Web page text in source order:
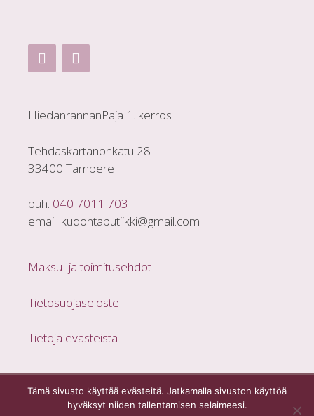
HiedanrannanPaja 1. kerros
Tehdaskartanonkatu 28
33400 Tampere
puh. 040 7011 703
email: kudontaputiikki@gmail.com
Maksu- ja toimitusehdot
Tietosuojaseloste
Tietoja evästeistä
Nimike lisätty ostoskoriin.
Tämä sivusto käyttää evästeitä. Jatkamalla sivuston käyttöä
hyväksyt niiden tallentamisen selaimeesi.